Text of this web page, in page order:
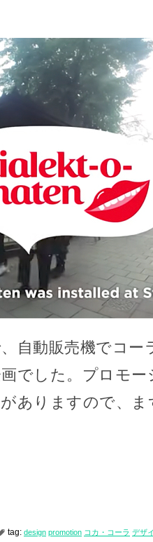
自動販売機でコー
でした。プロモ
ありますので、
tag: design promotion コカ・コーラ デザ